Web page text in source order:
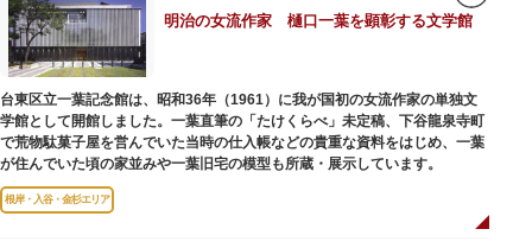
明治の女流作家 樋口一葉を顕彰する文学館
台東区立一葉記念館は、昭和36年（1961）に我が国初の女流作家の単独文
学館として開館しました。一葉直筆の「たけくらべ」未定稿、下谷龍泉寺町
で荒物駄菓子屋を営んでいた当時の仕入帳などの貴重な資料をはじめ、一葉
が住んでいた頃の家並みや一葉旧宅の模型も所蔵・展示しています。
根岸・入谷・金杉エリア